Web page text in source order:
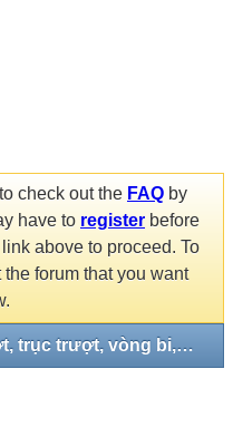
check out the FAQ by
have to register before
above to proceed. To
forum that you want
Vít me, thanh răng, ray trượt, trục trượt, vòng bi, gối đở...